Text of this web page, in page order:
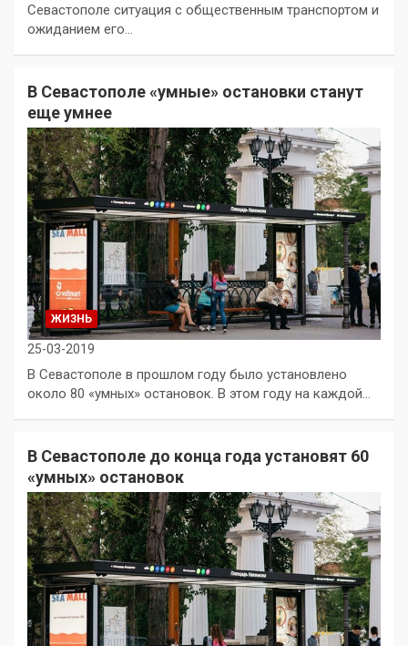
Севастополе ситуация с общественным транспортом и
ожиданием его…
В Севастополе «умные» остановки станут
еще умнее
ЖИЗНЬ
25-03-2019
В Севастополе в прошлом году было установлено
около 80 «умных» остановок. В этом году на каждой…
В Севастополе до конца года установят 60
«умных» остановок